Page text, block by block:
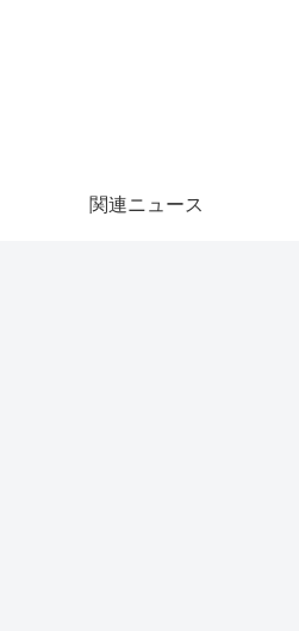
関連ニュース